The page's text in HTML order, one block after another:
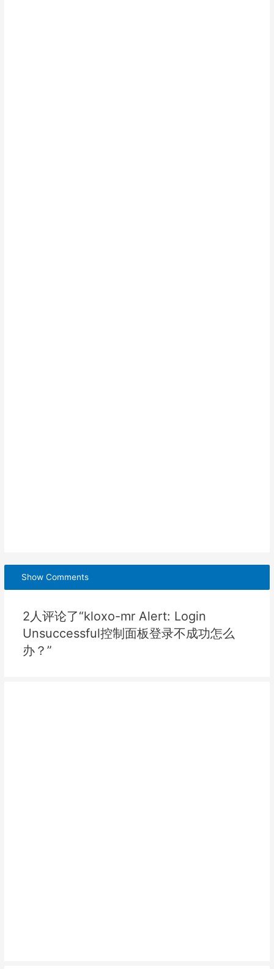
Show Comments
2人评论了“kloxo-mr Alert: Login
Unsuccessful控制面板登录不成功怎么
办？”